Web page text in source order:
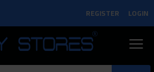
LOGIN
REGISTER